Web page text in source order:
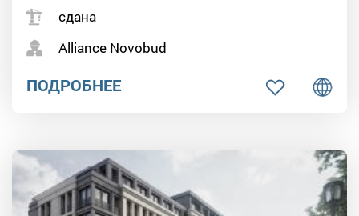
сдана
Alliance Novobud
ПОДРОБНЕЕ